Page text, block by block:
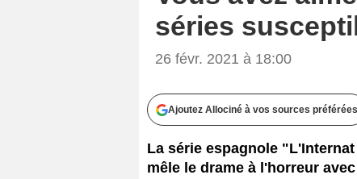
séries
26 févr. 2021 à 18:00
Ajoutez Allociné à vos sources préférées
La série espagnole
mêle le drame à l'horreur